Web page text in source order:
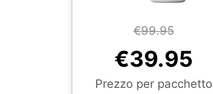
€99.95
€39.95
Prezzo per pacchetto